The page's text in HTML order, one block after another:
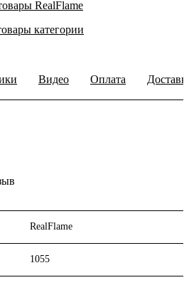
RealFlame
категории
Видео Оплата
RealFlame
1055